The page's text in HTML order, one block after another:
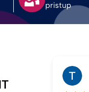
pristup